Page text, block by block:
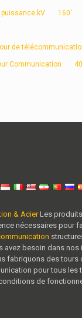
kV 160'
de
Communication
& AcierLes
nécessaires pour
avez besoin dans nos
fabriquons des tours
pour tous les
de